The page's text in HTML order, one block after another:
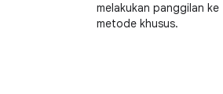
melakukan panggilan ke
metode khusus.